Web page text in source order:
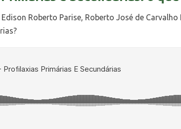
Roberto Parise, Roberto José de